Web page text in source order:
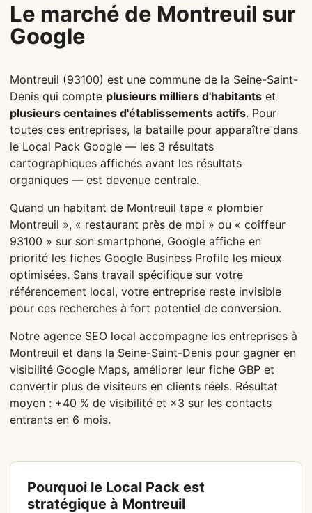
Le marché de Montreuil sur
Google
Montreuil (93100) est une commune de la Seine-Saint-
Denis qui compte plusieurs milliers d'habitants et
plusieurs centaines d'établissements actifs. Pour
toutes ces entreprises, la bataille pour apparaître dans
le Local Pack Google — les 3 résultats
cartographiques affichés avant les résultats
organiques — est devenue centrale.
Quand un habitant de Montreuil tape « plombier
Montreuil », « restaurant près de moi » ou « coiffeur
93100 » sur son smartphone, Google affiche en
priorité les fiches Google Business Profile les mieux
optimisées. Sans travail spécifique sur votre
référencement local, votre entreprise reste invisible
pour ces recherches à fort potentiel de conversion.
Notre agence SEO local accompagne les entreprises à
Montreuil et dans la Seine-Saint-Denis pour gagner en
visibilité Google Maps, améliorer leur fiche GBP et
convertir plus de visiteurs en clients réels. Résultat
moyen : +40 % de visibilité et ×3 sur les contacts
entrants en 6 mois.
Pourquoi le Local Pack est
stratégique à Montreuil